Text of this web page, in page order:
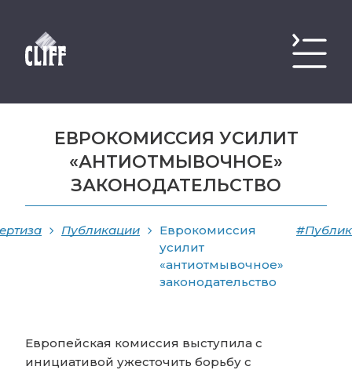
ЕВРОКОМИССИЯ УСИЛИТ
«АНТИОТМЫВОЧНОЕ»
ЗАКОНОДАТЕЛЬСТВО
Публикации
Еврокомиссия
усилит
«антиотмывочное»
законодательство
Европейская комиссия выступила с
инициативой ужесточить борьбу с